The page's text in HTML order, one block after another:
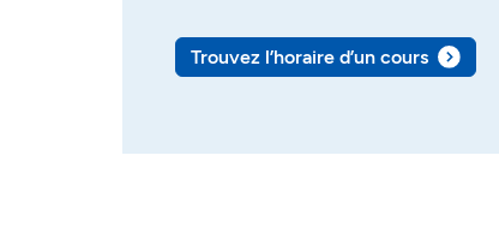
Trouvez l’horaire d’un cours